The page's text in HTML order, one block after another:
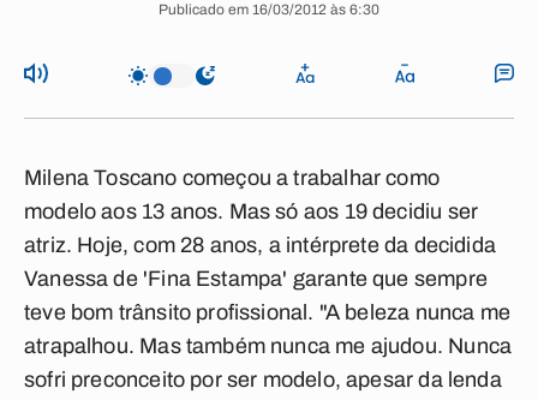
Publicado em 16/03/2012 às 6:30
Milena Toscano começou a trabalhar como
modelo aos 13 anos. Mas só aos 19 decidiu ser
atriz. Hoje, com 28 anos, a intérprete da decidida
Vanessa de 'Fina Estampa' garante que sempre
teve bom trânsito profissional. "A beleza nunca me
atrapalhou. Mas também nunca me ajudou. Nunca
sofri preconceito por ser modelo, apesar da lenda